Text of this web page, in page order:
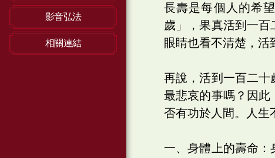
影音弘法
相關連結
長壽是每個人的希
歲」，果真活到一
眼睛也看不清楚，活
再說，活到一百二十
最悲哀的事嗎？因
否有功於人間。人生
一、身體上的壽命